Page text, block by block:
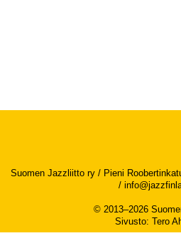
Suomen Jazzliitto ry / Pieni
/
© 2013–2026
Sivusto: Tero